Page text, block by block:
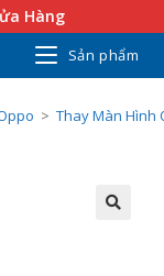
Hàng
Sản phẩm
> Thay Màn Hình